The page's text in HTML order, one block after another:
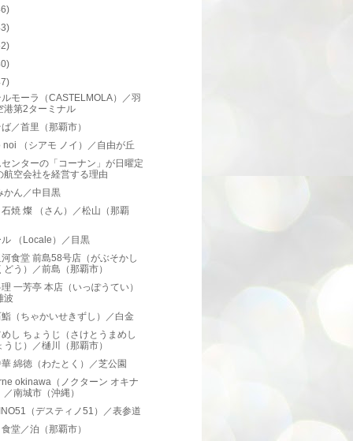
モーラ（CASTELMOLA）／羽
港第2ターミナル
／首里（那覇市）
noi （シアモ ノイ）／自由が丘
ンターの「コーナン」が日曜定
航空会社を経営する理由
かん／中目黒
焼 燦 （さん）／松山（那覇
（Locale）／目黒
食堂 前島58号店（がぶそかし
どう）／前島（那覇市）
一芳亭 本店（いっぽうてい）
波
（ちゃかいせきずし）／白金
し ちょうじ（さけとうまめし
うじ）／樋川（那覇市）
綿徳（わたとく）／芝公園
okinawa（ノクターン オキナ
／南城市（沖縄）
（デスティノ51）／表参道
堂／泊（那覇市）